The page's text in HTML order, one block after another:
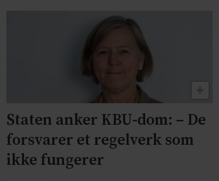
Staten anker KBU-dom: – De
forsvarer et regelverk som
ikke fungerer